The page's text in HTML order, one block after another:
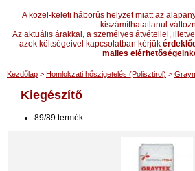
A közel-keleti háborús helyzet miatt az
kiszámíthatatlanul
Az aktuális árakkal, a személyes átvétellel,
azok költségeivel kapcsolatban kérjük
mailes
Kezdőlap > Homlokzati hőszigetelés (Polisztirol) >
Kiegészítő
89/89 termék